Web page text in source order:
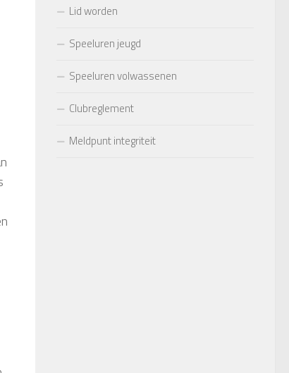
Lid worden
Speeluren jeugd
Speeluren volwassenen
Clubreglement
Meldpunt integriteit